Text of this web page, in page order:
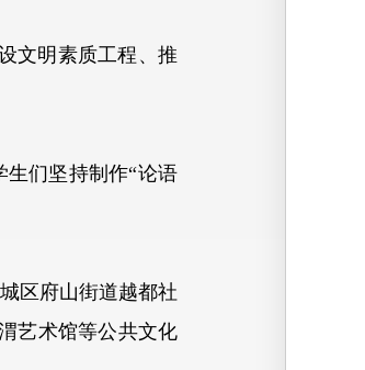
文明素质工程、推
们坚持制作“论语
区府山街道越都社
艺术馆等公共文化